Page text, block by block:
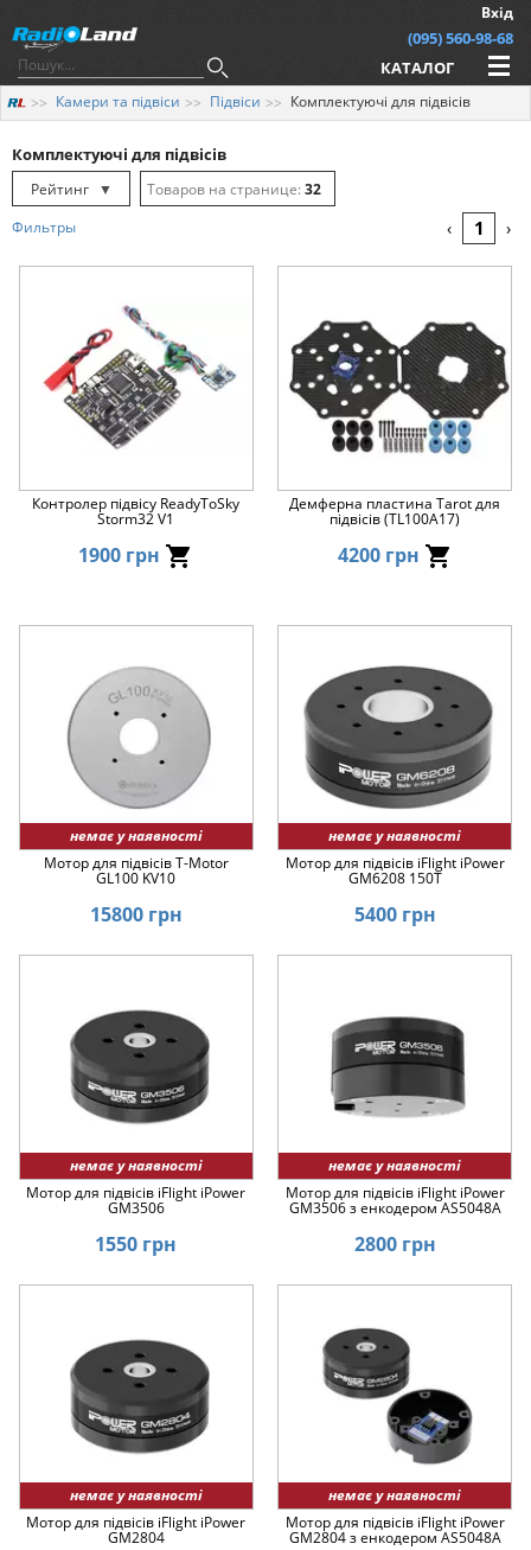
Вхід
(095) 560-98-68
КАТАЛОГ
Камери та підвіси Підвіси Комплектуючі для підвісів
Комплектуючі для підвісів
Рейтинг
▼
Рейтинг
▲
Ціна
▼
32
Фильтры ‹ 1 ›
Контролер підвісу ReadyToSky
Storm32 V1
1900 грн
Демферна пластина Tarot для
підвісів (TL100A17)
4200 грн
немає у наявності
Мотор для підвісів T-Motor
GL100 KV10
15800 грн
немає у наявності
Мотор для підвісів iFlight iPower
GM6208 150T
5400 грн
немає у наявності
Мотор для підвісів iFlight iPower
GM3506
1550 грн
немає у наявності
Мотор для підвісів iFlight iPower
GM3506 з енкодером AS5048A
2800 грн
немає у наявності
Мотор для підвісів iFlight iPower
GM2804
немає у наявності
Мотор для підвісів iFlight iPower
GM2804 з енкодером AS5048A